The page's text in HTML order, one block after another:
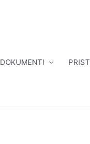
DOKUMENTI